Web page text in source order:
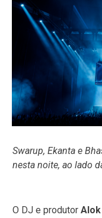
Swarup, Ekanta e
nesta noite, ao lado
O DJ e produtor Alok